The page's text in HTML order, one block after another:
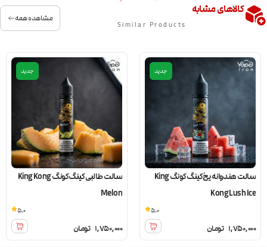
کالاهای مشابه
Similar Products
مشاهده همه
جدید
سالت هندوانه یخ کینگ کونگ King
Kong Lush Ice
1,750,000 تومان
5.0
جدید
سالت طالبی کینگ کونگ King Kong
Melon
1,750,000 تومان
5.0